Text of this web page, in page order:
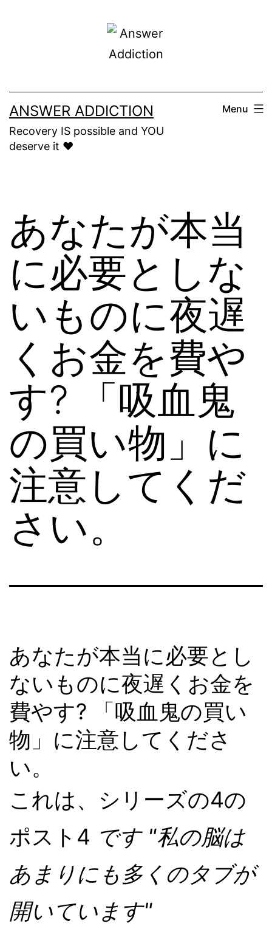
ANSWER ADDICTION
Recovery IS possible and YOU
deserve it ❤️
Menu
あなたが本当
に必要としな
いものに夜遅
くお金を費や
す? 「吸血鬼
の買い物」に
注意してくだ
さい。
あなたが本当に必要とし
ないものに夜遅くお金を
費やす? 「吸血鬼の買い
物」に注意してくださ
い。
これは、シリーズの4の
ポスト4 です "私の脳は
あまりにも多くのタブが
開いています"